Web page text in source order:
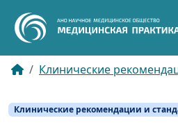
Клинические
Клинические рекомендации и